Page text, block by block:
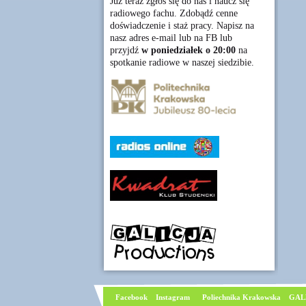
radiowego fachu. Zdobądź cenne
doświadczenie i staż pracy. Napisz na
nasz adres e-mail lub na FB lub
przyjdź w poniedziałek o 20:00na
spotkanie radiowe w naszej siedzibie.
Facebook Instagram Poliechnika Krakowska